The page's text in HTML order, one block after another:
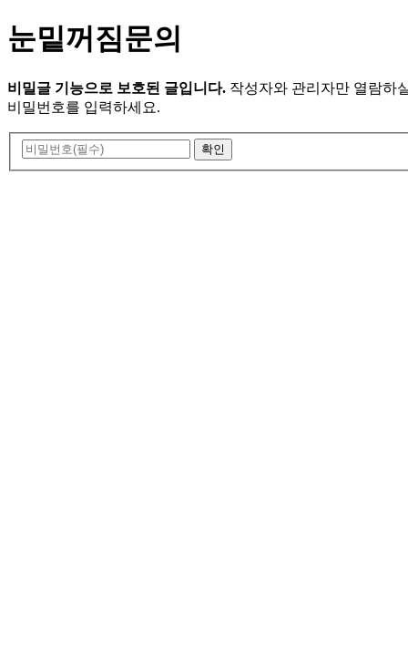
눈밑꺼짐문의
비밀글 기능으로 보호된 글입니다. 작성자와 관리자만 열람하
비밀번호를 입력하세요.